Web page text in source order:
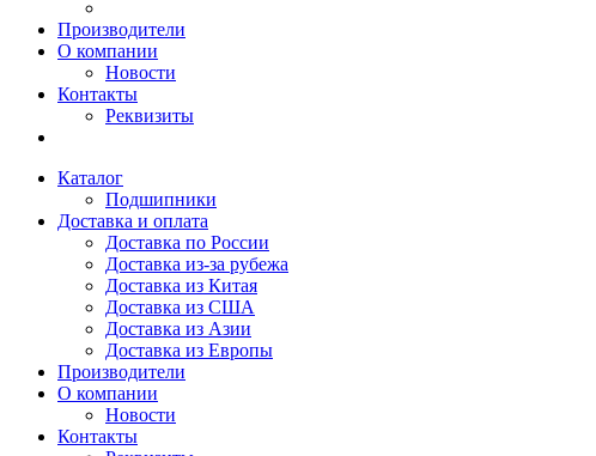
Производители
О компании
Новости
Контакты
Реквизиты
Каталог
Подшипники
Доставка и оплата
Доставка по России
Доставка из-за рубежа
Доставка из Китая
Доставка из США
Доставка из Азии
Доставка из Европы
Производители
О компании
Новости
Контакты